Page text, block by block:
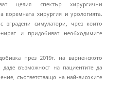
целия спектър хирургични
коремната хирургия и урологията.
вградени симулатори, чрез които
и придобиват необходимите
през 2019г. на варненското
даде възможност на пациентите да
съответстващо на най-високите